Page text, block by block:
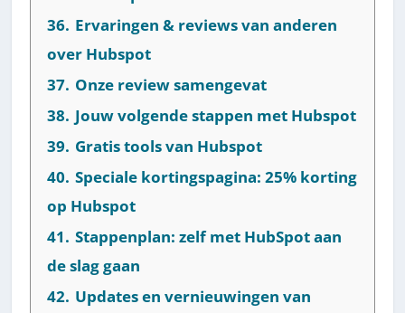
36. Ervaringen & reviews van anderen
over Hubspot
37. Onze review samengevat
38. Jouw volgende stappen met Hubspot
39. Gratis tools van Hubspot
40. Speciale kortingspagina: 25% korting
op Hubspot
41. Stappenplan: zelf met HubSpot aan
de slag gaan
42. Updates en vernieuwingen van